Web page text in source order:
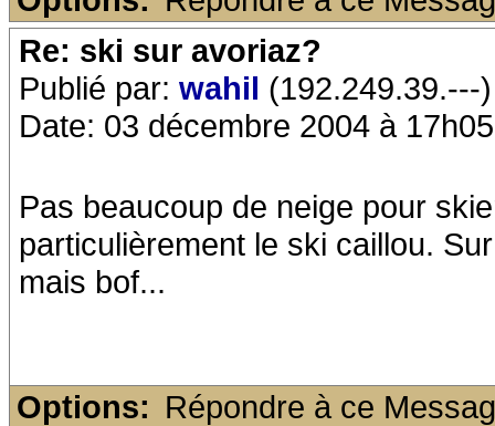
Re: ski sur avoriaz?
Publié par: wahil (192.249.39.---)
Date: 03 décembre 2004 à 17h05
Pas beaucoup de neige pour
particulièrement le ski caillou.
mais bof...
Options: Répondre à ce